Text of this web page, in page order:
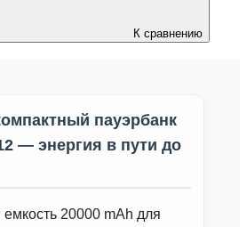
К сравнению
пауэрбанк
— энергия в пути до
20000 mAh для